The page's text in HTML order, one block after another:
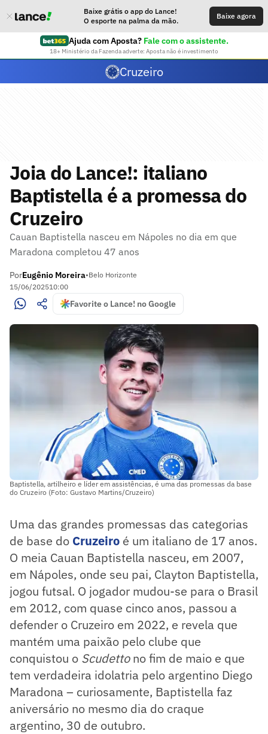
Baixe grátis o app do Lance!
O esporte na palma da mão.
Baixe agora
Ajuda com Aposta? Fale com o assistente.
18+ Ministério da Fazenda adverte: Aposta não é investimento
Cruzeiro
Joia do Lance!: italiano
Baptistella é a promessa do
Cruzeiro
Cauan Baptistella nasceu em Nápoles no dia em que
Maradona completou 47 anos
PorEugênio Moreira•Belo Horizonte
15/06/202510:00
Favorite o Lance! no Google
Baptistella, artilheiro e líder em assistências, é uma das promessas da base
do Cruzeiro (Foto: Gustavo Martins/Cruzeiro)
Uma das grandes promessas das categorias
de base do Cruzeiro é um italiano de 17 anos.
O meia Cauan Baptistella nasceu, em 2007,
em Nápoles, onde seu pai, Clayton Baptistella,
jogou futsal. O jogador mudou-se para o Brasil
em 2012, com quase cinco anos, passou a
defender o Cruzeiro em 2022, e revela que
mantém uma paixão pelo clube que
conquistou o Scudettono fim de maio e que
tem verdadeira idolatria pelo argentino Diego
Maradona – curiosamente, Baptistella faz
aniversário no mesmo dia do craque
argentino, 30 de outubro.